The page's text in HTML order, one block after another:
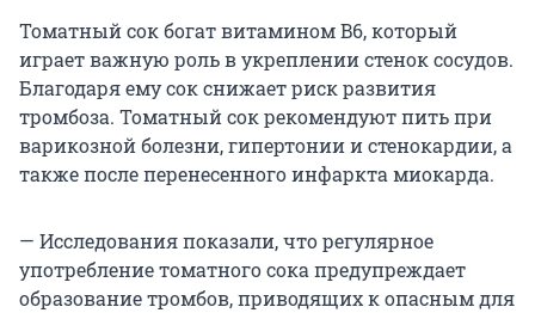
Томатный сок богат витамином B6, который
играет важную роль в укреплении стенок сосудов.
Благодаря ему сок снижает риск развития
тромбоза. Томатный сок рекомендуют пить при
варикозной болезни, гипертонии и стенокардии, а
также после перенесенного инфаркта миокарда.
— Исследования показали, что регулярное
употребление томатного сока предупреждает
образование тромбов, приводящих к опасным для